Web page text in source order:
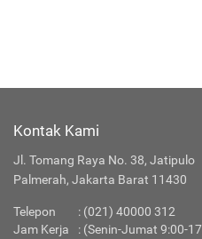
Kontak Kami
Jl. Tomang Raya No. 38, Jatipulo
Palmerah, Jakarta Barat 11430
Telepon : (021) 40000 312
Jam Kerja
: (Senin-Jumat 9:00-